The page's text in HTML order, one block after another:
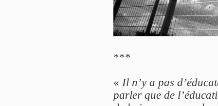
***
« Il n’y a pas
parler que de